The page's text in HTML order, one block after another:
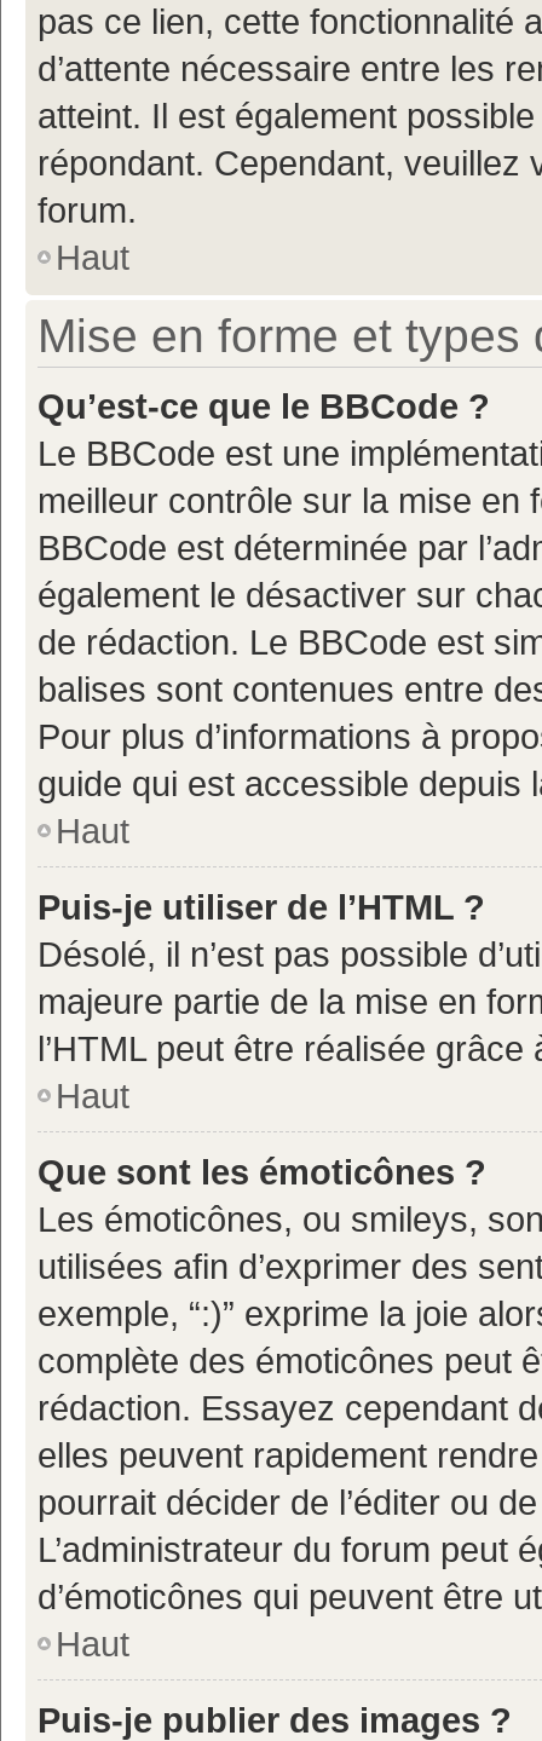
pas ce lien, cette fonctionnalité
d’attente nécessaire entre les
atteint. Il est également
répondant. Cependant,
forum.
Haut
Mise en forme et types
Qu’est-ce que le BBCode ?
Le BBCode est une
meilleur contrôle sur la mise en
BBCode est déterminée par
également le désactiver sur
de rédaction. Le BBCode est
balises sont contenues entre
Pour plus d’informations à
guide qui est accessible depuis
Haut
Puis-je utiliser de l’HTML ?
Désolé, il n’est pas possible
majeure partie de la mise en
l’HTML peut être réalisée grâce
Haut
Que sont les émoticônes ?
Les émoticônes, ou smileys,
utilisées afin d’exprimer des
exemple, “:)” exprime la joie
complète des émoticônes peut
rédaction. Essayez cependant
elles peuvent rapidement
pourrait décider de l’éditer ou
L’administrateur du forum peut
d’émoticônes qui peuvent être
Haut
Puis-je publier des images ?